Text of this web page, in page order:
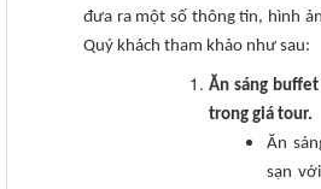
đưa ra một số thông tin, hình
Quý khách tham khảo như sau:
Ăn sáng
trong giá tour.
Ăn
sạn